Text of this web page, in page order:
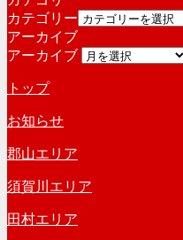
カテゴリー
アーカイブ
アーカイブ
トップ
お知らせ
郡山エリア
須賀川エリア
田村エリア